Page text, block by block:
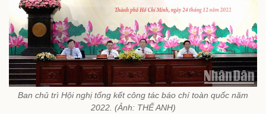
Ban chủ trì Hội nghị tổng kết công tác báo chí toàn quốc năm
2022. (Ảnh: THẾ ANH)